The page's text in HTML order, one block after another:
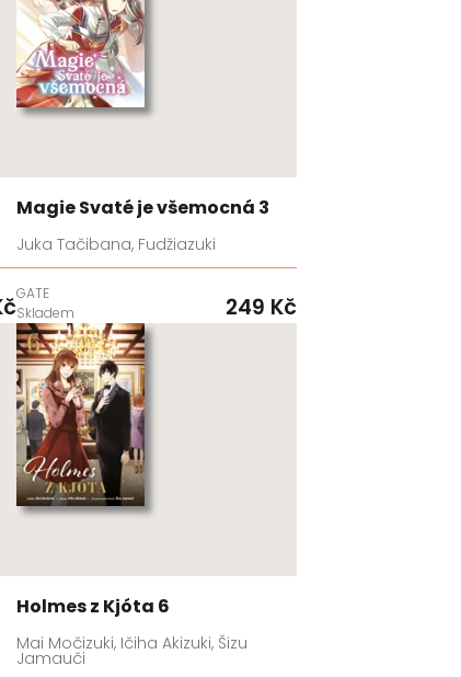
Magie Svaté je všemocná 3
Juka Tačibana, Fudžiazuki
GATE
Skladem
249 Kč
Holmes z Kjóta 6
Mai Močizuki, Ičiha Akizuki, Šizu
Jamauči